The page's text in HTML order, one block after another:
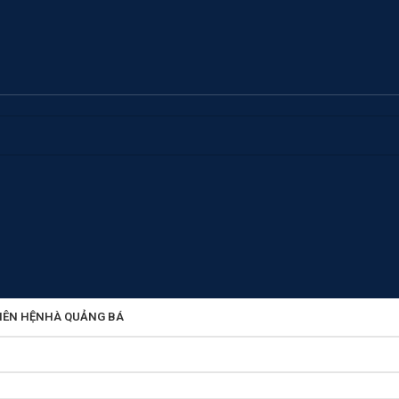
HỆNHÀ QUẢNG BÁ